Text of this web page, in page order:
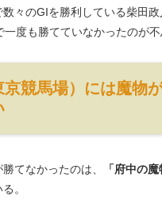
々のGIを勝利している柴田
度も勝てていなかったのが不
京競馬場）には魔物
てなかったのは、 「府中の魔
。